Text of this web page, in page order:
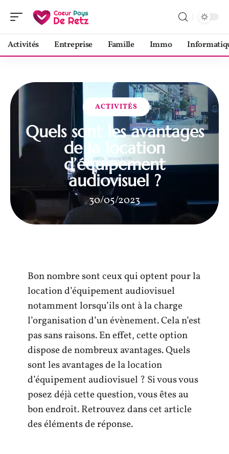
Activités Entreprise Famille Immo
ACTIVITÉS
Quels sont les avantages
de la location
d’équipement
audiovisuel ?
30/05/2023
Bon nombre sont ceux qui optent pour la
location d’équipement audiovisuel
notamment lorsqu’ils ont à la charge
l’organisation d’un évènement. Cela n’est
pas sans raisons. En effet, cette option
dispose de nombreux avantages. Quels
sont les avantages de la location
d’équipement audiovisuel ? Si vous vous
posez déjà cette question, vous êtes au
bon endroit. Retrouvez dans cet article
des éléments de réponse.